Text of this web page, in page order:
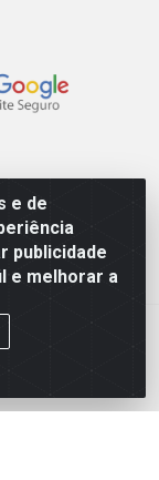
e de
publicidade
e melhorar a
SP
- Pari - São
0001-29